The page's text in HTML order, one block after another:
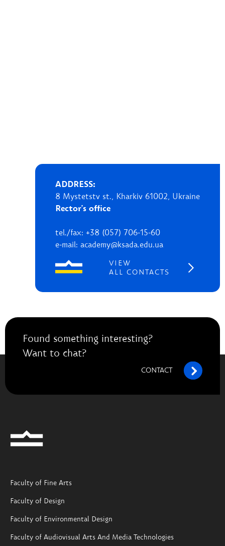
ADDRESS:
8 Mystetstv st., Kharkiv 61002, Ukraine
Rector's office
tel./fax: +38 (057) 706-15-60
e-mail: academy@ksada.edu.ua
VIEW
ALL CONTACTS
Found something interesting?
Want to chat?
CONTACT
Faculty of Fine Arts
Faculty of Design
Faculty of Environmental Design
Faculty of Audiovisual Arts And Media Technologies